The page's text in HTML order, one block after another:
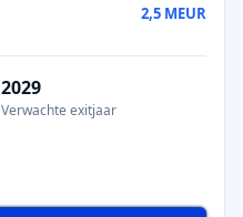
2,5 MEUR
2029
Verwachte exitjaar